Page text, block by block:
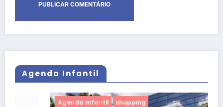
Agenda Infantil
Agenda Infantil shopping